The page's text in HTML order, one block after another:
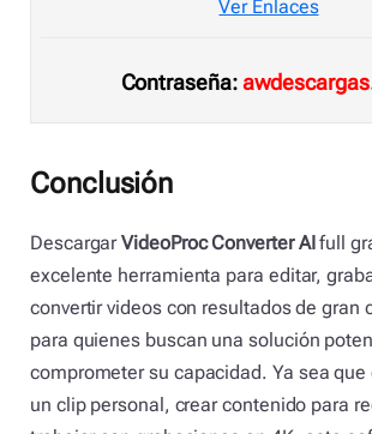
Ver Enlaces
Contraseña:
Conclusión
DescargarVideoProc Converter AIfull
excelente herramienta para editar,
convertir videos con resultados de gran
para quienes buscan una solución
comprometer su capacidad. Ya sea
un clip personal, crear contenido para